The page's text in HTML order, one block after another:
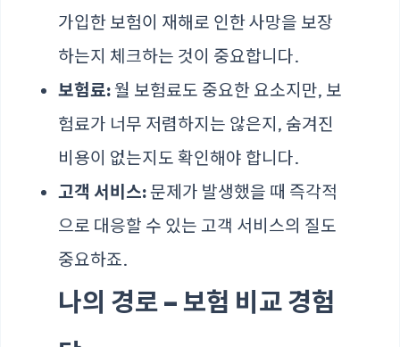
가입한 보험이 재해로 인한 사망을 보장
하는지 체크하는 것이 중요합니다.
보험료:월 보험료도 중요한 요소지만, 보
험료가 너무 저렴하지는 않은지, 숨겨진
비용이 없는지도 확인해야 합니다.
고객 서비스:문제가 발생했을 때 즉각적
으로 대응할 수 있는 고객 서비스의 질도
중요하죠.
나의 경로 – 보험 비교 경험